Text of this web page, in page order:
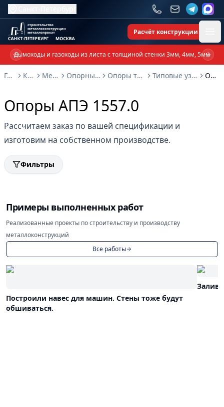
Расчёт конструкции
Дымоходы и газоходы из листа с толщиной стенки 3мм, 4мм, 5мм
Previous slide
Главная
Каталог Металлоконструкции Опорные металлоконструкции и изделия Опоры трубопроводов и металлоконструкции Типовые узлы крепления трубопроводов серия 5.908-2 Опоры АПЭ 1557.0
Опоры АПЭ 1557.0
Рассчитаем заказ по вашей спецификации и
изготовим на собственном производстве.
Фильтры
Примеры выполненных работ
Реализованные проекты по строительству и производству
металлоконструкций
Все работы
Построили навес для машин. Стены тоже будут
обшиваться.